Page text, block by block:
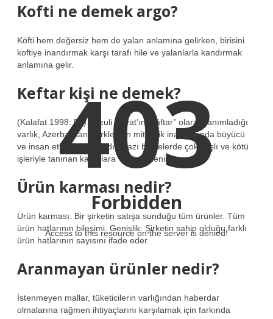
Kofti ne demek argo?
Köfti hem değersiz hem de yalan anlamına gelirken, birisini
koftiye inandırmak karşı tarafı hile ve yalanlarla kandırmak
anlamına gelir.
Keftar kişi ne demek?
(Kalafat 1998: 51) Fuzuli Bayat’ın “kâftar” olarak tanımladığı
varlık, Azerbaycan Türklerinin mitolojik inançlarında büyücü
ve insan eti yiyen kadındır. Bazı bölgelerde çok yaşlı ve kötü
işleriyle tanınan kadınlara “kâftar” denir.
Ürün karması nedir?
Ürün karması: Bir şirketin satışa sunduğu tüm ürünler. Tüm
ürün hatlarının bileşimi. Genişlik: Şirketin sahip olduğu farklı
ürün hatlarının sayısını ifade eder.
Aranmayan ürünler nedir?
İstenmeyen mallar, tüketicilerin varlığından haberdar
olmalarına rağmen ihtiyaçlarını karşılamak için farkında
403
Forbidden
Access to this resource on the server is denied!